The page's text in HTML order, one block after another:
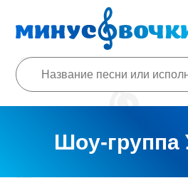
Шоу-группа